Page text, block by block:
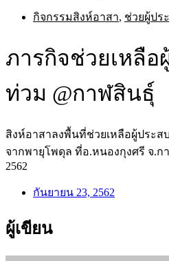
กิจกรรมสิงห์อาสา, ช่วยผู้ปร
ภารกิจช่วยเหลือ
ท่วม @กาฬสินธุ์
สิงห์อาสาลงพื้นที่ช่วยเหลือผู้ประ
จากพายุโพดุล ที่อ.หนองกุงศรี จ.ก
2562
กันยายน 23, 2562
ผู้เขียน